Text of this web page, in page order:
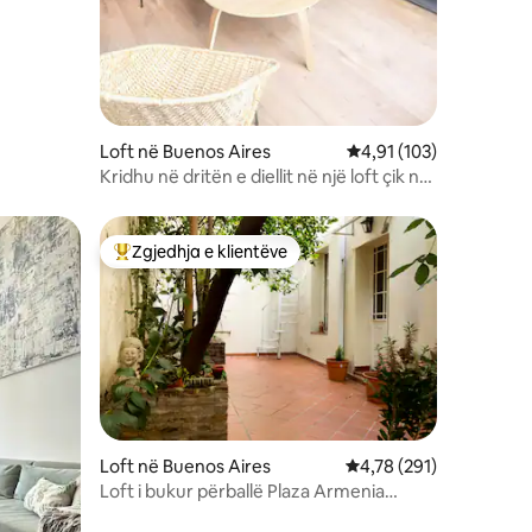
Loft në Buenos Aires Vlerësimi mesatar
4,91 (103)
Kridhu në dritën e diellit në një loft çik në
Më të mirat e zgjedhjeve të klientëve
Zgjedhja e klientëve
Loft në Buenos Aires Vlerësimi mesatar
4,78 (291)
Loft i bukur përballë Plaza Armenia